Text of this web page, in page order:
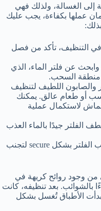
إلى الغسالة، ولذلك فهي
عملها بكفاءة، يجب عليك
في التنظيف، تأكد من فصل
عن فلتر الماء، الذي
منطقة السحب.
والصابون اللطيف لتنظيف
أو طعام عالق. يمكنك
لاستكمال عملية
الفلتر جيدًا بالماء العذب
: تأكد من تركيب الفلتر بشكل secure لتجنب
وجود روائح كريهة في
بالشوائب. بعد تنظيفه، كانت
الأطباق تُغسل بشكل